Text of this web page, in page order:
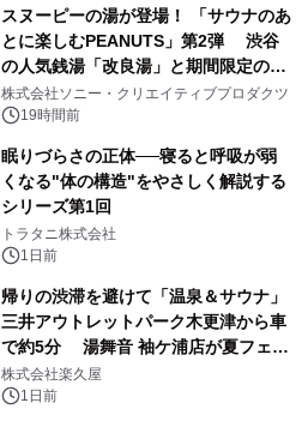
スヌーピーの湯が登場！ 「サウナのあ
とに楽しむPEANUTS」第2弾 渋谷
の人気銭湯「改良湯」と期間限定のコ
ラボレーション サウナイキタイコラ
ボグッズも発売決定！
株式会社ソニー・クリエイティブプロダクツ
19時間前
眠りづらさの正体──寝ると呼吸が弱
くなる"体の構造"をやさしく解説する
シリーズ第1回
トラタニ株式会社
1日前
帰りの渋滞を避けて「温泉＆サウナ」
三井アウトレットパーク木更津から車
で約5分 湯舞音 袖ケ浦店が夏フェア
メニューを提供
株式会社楽久屋
1日前